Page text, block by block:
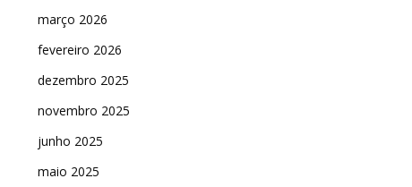
março 2026
fevereiro 2026
dezembro 2025
novembro 2025
junho 2025
maio 2025